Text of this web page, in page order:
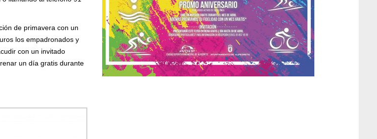
de primavera con un
los empadronados y
con un invitado
un día gratis durante